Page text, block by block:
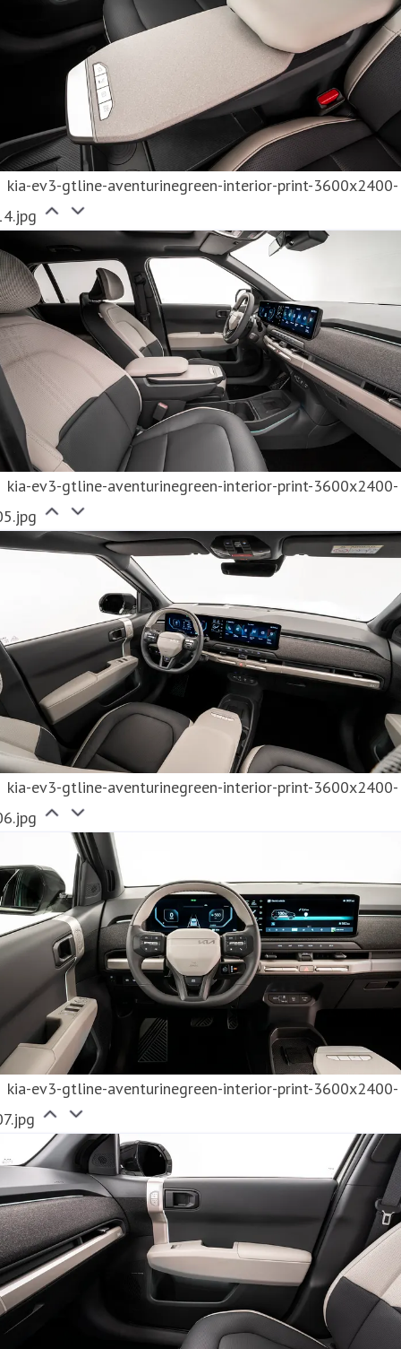
kia-ev3-gtline-aventurinegreen-interior-print-3600x2400-
kia-ev3-gtline-aventurinegreen-interior-print-3600x2400-
kia-ev3-gtline-aventurinegreen-interior-print-3600x2400-
kia-ev3-gtline-aventurinegreen-interior-print-3600x2400-